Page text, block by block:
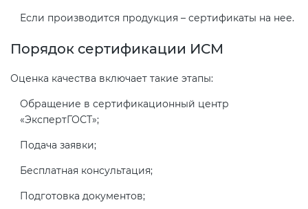
Если производится продукция – сертификаты на нее.
Порядок сертификации ИСМ
Оценка качества включает такие этапы:
Обращение в сертификационный центр
«ЭкспертГОСТ»;
Подача заявки;
Бесплатная консультация;
Подготовка документов;